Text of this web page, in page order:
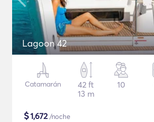
Lagoon 42
Catamarán
42 ft
13 m
10
$1,672/noche